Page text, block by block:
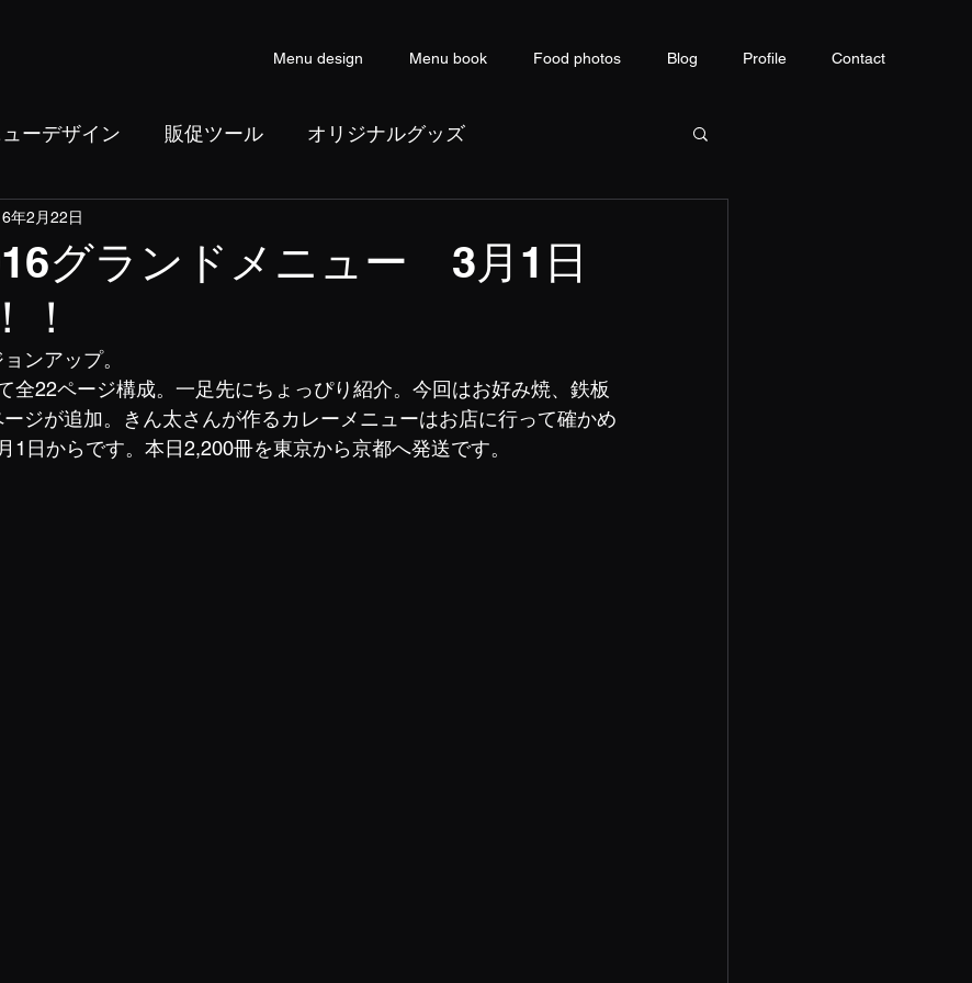
Menu design Menu book Food photos Blog Profile Contact
ューデザイン 販促ツール オリジナルグッズ
コピーライティング
グランドメニュー 3月1日
！
年2月22日
ンアップ。
全22ページ構成。一足先にちょっぴり紹介。今回はお好み焼、鉄板
ジが追加。きん太さんが作るカレーメニューはお店に行って確かめ
1日からです。本日2,200冊を東京から京都へ発送です。